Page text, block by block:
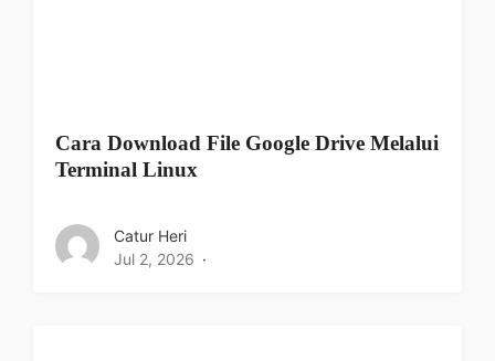
Cara Download File Google Drive Melalui
Terminal Linux
Catur Heri
Jul 2, 2026